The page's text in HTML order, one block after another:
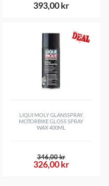
393,00 kr
LIQUI MOLY GLANSSPRAY,
MOTORBIKE GLOSS SPRAY
WAX 400ML
326,00 kr
346,00 kr